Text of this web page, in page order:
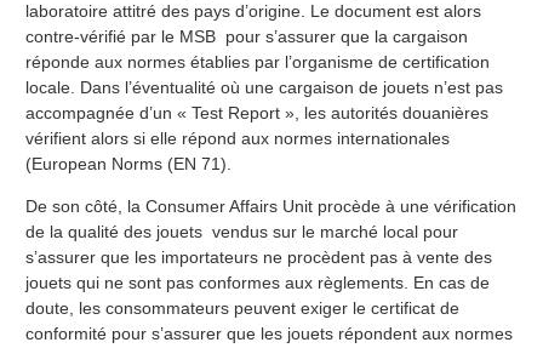
laboratoire attitré des pays d’origine. Le document est alors
contre-vérifié par le MSB pour s’assurer que la cargaison
réponde aux normes établies par l’organisme de certification
locale. Dans l’éventualité où une cargaison de jouets n’est pas
accompagnée d’un « Test Report », les autorités douanières
vérifient alors si elle répond aux normes internationales
(European Norms (EN 71).
De son côté, la Consumer Affairs Unit procède à une vérification
de la qualité des jouets vendus sur le marché local pour
s’assurer que les importateurs ne procèdent pas à vente des
jouets qui ne sont pas conformes aux règlements. En cas de
doute, les consommateurs peuvent exiger le certificat de
conformité pour s’assurer que les jouets répondent aux normes